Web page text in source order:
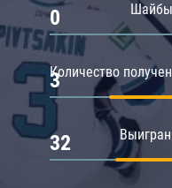
0
Количество
3
32